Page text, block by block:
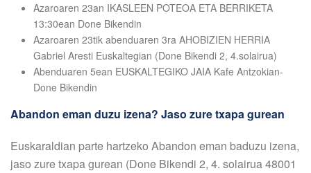
Azaroaren 23an IKASLEEN POTEOA ETA BERRIKETA
13:30ean Done Bikendin
Azaroaren 23tik abenduaren 3ra AHOBIZIEN HERRIA
Gabriel Aresti Euskaltegian (Done Bikendi 2, 4.solairua)
Abenduaren 5ean EUSKALTEGIKO JAIA Kafe Antzokian-
Done Bikendin
Abandon eman duzu izena? Jaso zure txapa gurean
Euskaraldian parte hartzeko Abandon eman baduzu izena,
jaso zure txapa gurean (Done Bikendi 2, 4. solairua 48001